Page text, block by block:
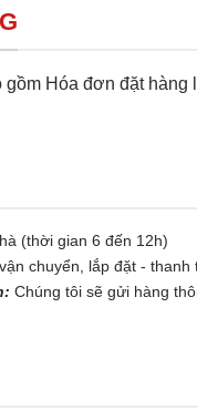
Hóa đơn đặt
(thời gian 6 đến 12h)
chuyển, lắp đặt -
Chúng tôi sẽ gửi hàng